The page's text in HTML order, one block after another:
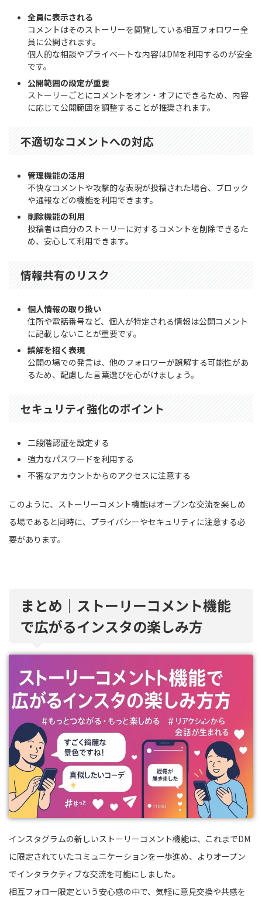
全員に表示される
コメントはそのストーリーを閲覧している相互フォロワー全
員に公開されます。
個人的な相談やプライベートな内容はDMを利用するのが安全
です。
公開範囲の設定が重要
ストーリーごとにコメントをオン・オフにできるため、内容
に応じて公開範囲を調整することが推奨されます。
不適切なコメントへの対応
管理機能の活用
不快なコメントや攻撃的な表現が投稿された場合、ブロック
や通報などの機能を利用できます。
削除機能の利用
投稿者は自分のストーリーに対するコメントを削除できるた
め、安心して利用できます。
情報共有のリスク
個人情報の取り扱い
住所や電話番号など、個人が特定される情報は公開コメント
に記載しないことが重要です。
誤解を招く表現
公開の場での発言は、他のフォロワーが誤解する可能性があ
るため、配慮した言葉選びを心がけましょう。
セキュリティ強化のポイント
二段階認証を設定する
強力なパスワードを利用する
不審なアカウントからのアクセスに注意する
このように、ストーリーコメント機能はオープンな交流を楽しめ
る場であると同時に、プライバシーやセキュリティに注意する必
要があります。
まとめ｜ストーリーコメント機能
で広がるインスタの楽しみ方
インスタグラムの新しいストーリーコメント機能は、これまでDM
に限定されていたコミュニケーションを一歩進め、よりオープン
でインタラクティブな交流を可能にしました。
相互フォロー限定という安心感の中で、気軽に意見交換や共感を